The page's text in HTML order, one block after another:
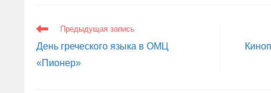
ЕЩЕ
СТАТЬИ
Предыдущая запись
День греческого языка в ОМЦ
«Пионер»